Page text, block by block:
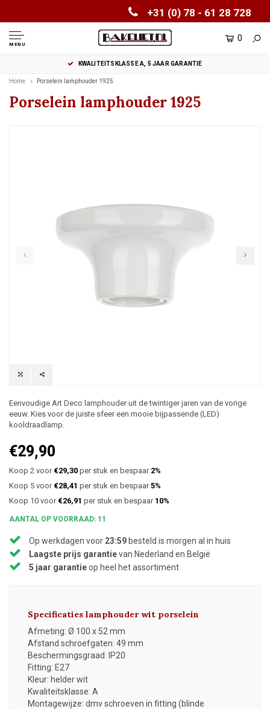
+31 (0) 78 - 61 28 728
MENU
0
KWALITEITSKLASSE A, 5 JAAR GARANTIE
Home Porselein lamphouder 1925
Porselein lamphouder 1925
Eenvoudige Art Deco lamphouder uit de twintiger jaren van de vorige
eeuw. Kies voor de juiste sfeer een mooie bijpassende (LED)
kooldraadlamp.
€29,90
Koop 2 voor €29,30 per stuk en bespaar 2%
Koop 5 voor €28,41 per stuk en bespaar5%
Koop 10 voor €26,91 per stuk en bespaar 10%
AANTAL OP VOORRAAD: 11
Op werkdagen voor 23:59 besteld is morgen al in huis
Laagste prijs garantievan Nederland en België
5 jaar garantieop heel het assortiment
Specificaties lamphouder wit porselein
Afmeting: Ø 100 x 52 mm
Afstand schroefgaten: 49 mm
Beschermingsgraad: IP20
Fitting: E27
Kleur: helder wit
Kwaliteitsklasse: A
Montagewijze: dmv schroeven in fitting (blinde